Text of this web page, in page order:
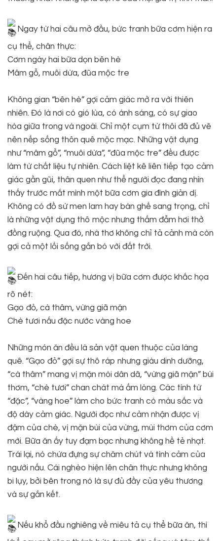
Ngay từ hai câu mở đầu, bức tranh bữa cơm hiện ra
cụ thể, chân thực:
Cơm ngày hai bữa dọn bên hè
Mâm gỗ, muôi dừa, đũa mộc tre
Không gian “bên hè” gợi cảm giác mở ra với thiên
nhiên. Đó là nơi có gió lùa, có ánh sáng, có sự giao
hòa giữa trong và ngoài. Chỉ một cụm từ thôi đã đủ vẽ
nên nếp sống thôn quê mộc mạc. Những vật dụng
như “mâm gỗ”, “muôi dừa”, “đũa mộc tre” đều được
làm từ chất liệu tự nhiên. Cách liệt kê liên tiếp tạo cảm
giác gần gũi, thân quen như thể người đọc đang nhìn
thấy trước mắt mình một bữa cơm gia đình giản dị.
Không có đồ sứ men lam hay bàn ghế sang trọng, chỉ
là những vật dụng thô mộc nhưng thấm đẫm hơi thở
đồng ruộng. Qua đó, nhà thơ không chỉ tả cảnh mà còn
gợi cả một lối sống gắn bó với đất trời.
Đến hai câu tiếp, hương vị bữa cơm được khắc họa
rõ nét:
Gạo đỏ, cà thâm, vừng giã mặn
Chè tươi nấu đặc nước vàng hoe
Những món ăn đều là sản vật quen thuộc của làng
quê. “Gạo đỏ” gợi sự thô ráp nhưng giàu dinh dưỡng,
“cà thâm” mang vị mặn mòi dân dã, “vừng giã mặn” bùi
thơm, “chè tươi” chan chát mà ấm lòng. Các tính từ
“đặc”, “vàng hoe” làm cho bức tranh có màu sắc và
độ dày cảm giác. Người đọc như cảm nhận được vị
đậm của chè, vị mặn bùi của vừng, mùi thơm của cơm
mới. Bữa ăn ấy tuy đạm bạc nhưng không hề tẻ nhạt.
Trái lại, nó chứa đựng sự chăm chút và tình cảm của
người nấu. Cái nghèo hiện lên chân thực nhưng không
bi lụy, bởi bên trong nó là sự đủ đầy của yêu thương
và sự gắn kết.
Nếu khổ đầu nghiêng về miêu tả cụ thể bữa ăn, thì